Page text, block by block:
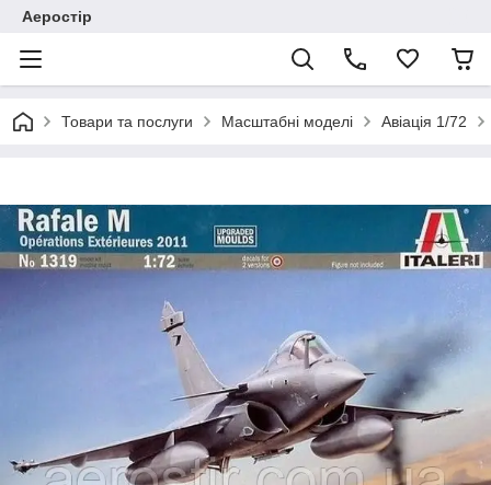
Аеростір
Товари та послуги Масштабні моделі Авіація 1/72